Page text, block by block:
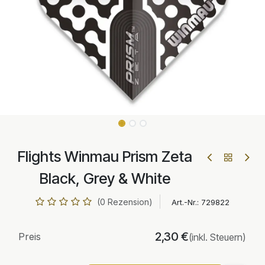
Flights Winmau Prism Zeta
Black, Grey & White
(0 Rezension) Art.-Nr.: 729822
Preis 2,30 €(inkl. Steuern)